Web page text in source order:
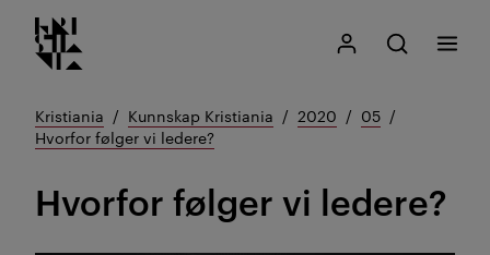
Gå
til
Kristiania logo
Mitt Kristiania
Åpne søk
Søk
Meny
Kristiania Kunnskap Kristiania 2020
05
Hvorfor følger vi ledere?
Hvorfor følger vi ledere?